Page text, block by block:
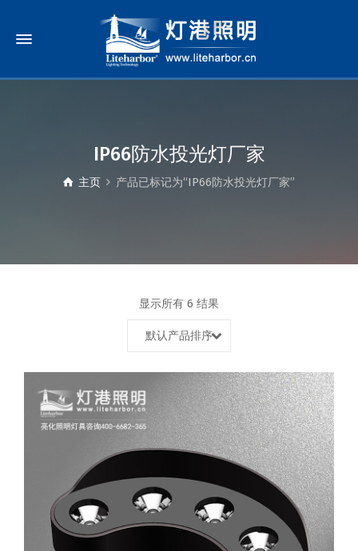
IP66防水投光灯厂家
主页 产品已标记为“IP66防水投光灯厂家”
显示所有 6 结果
默认产品排序